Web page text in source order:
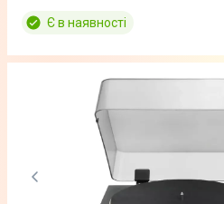
Є в наявності